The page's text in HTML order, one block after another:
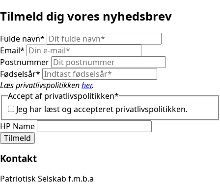
Tilmeld dig vores nyhedsbrev
Fulde navn*
Email*
Postnummer
Fødselsår*
Læs privatlivspolitikkenher.
Accept af privatlivspolitikken*
Jeg har læst og accepteret privatlivspolitikken.
HP Name
Tilmeld
Kontakt
Patriotisk Selskab f.m.b.a